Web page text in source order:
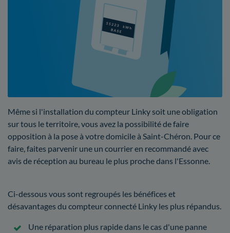
Même si l'installation du compteur Linky soit une obligation
sur tous le territoire, vous avez la possibilité de faire
opposition à la pose à votre domicile à Saint-Chéron. Pour ce
faire, faites parvenir une un courrier en recommandé avec
avis de réception au bureau le plus proche dans l'Essonne.
Ci-dessous vous sont regroupés les bénéfices et
désavantages du compteur connecté Linky les plus répandus.
Une réparation plus rapide dans le cas d'une panne